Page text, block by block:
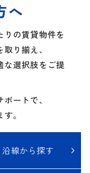
へ
りの賃貸物件を
り揃え、
な選択肢をご提
ートで、
。
沿線から探す